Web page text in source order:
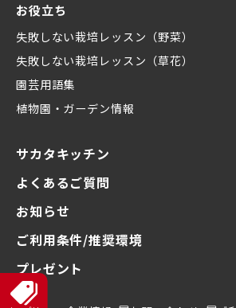
お役立ち
失敗しない栽培レッスン（野菜）
失敗しない栽培レッスン（草花）
園芸用語集
植物園・ガーデン情報
サカタキッチン
よくあるご質問
お知らせ
ご利用条件/推奨環境
プレゼント